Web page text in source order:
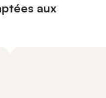
aux